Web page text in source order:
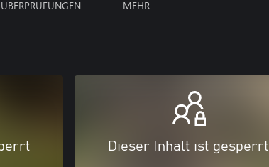
ÜBERPRÜFUNGEN MEHR
Dieser Inhalt ist gesperrt